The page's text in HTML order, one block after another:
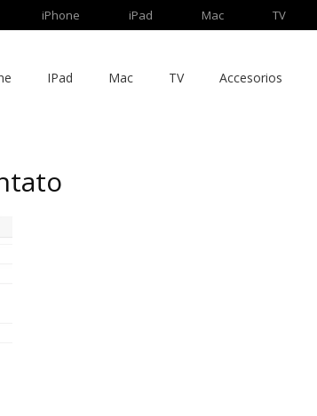
iPhone iPad Mac TV
IPad Mac TV Accesorios